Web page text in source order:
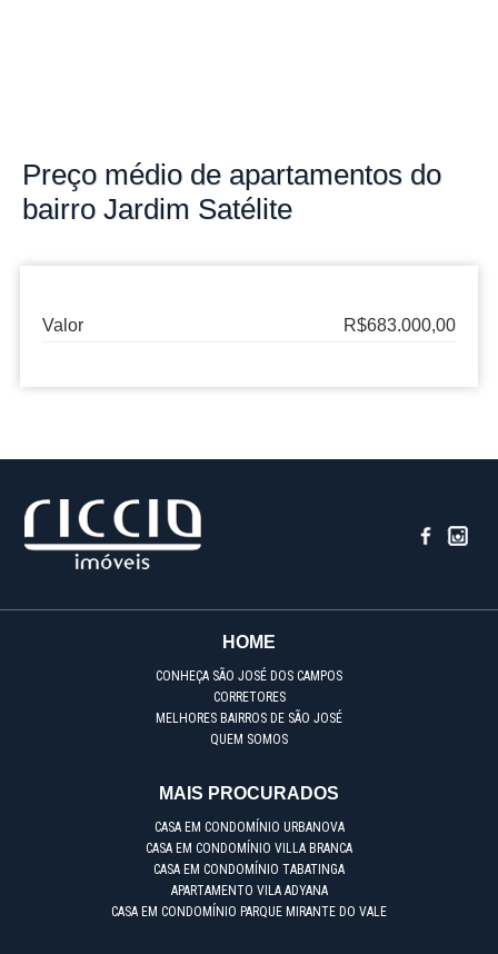
Preço médio de apartamentos do
bairro Jardim Satélite
Valor R$683.000,00
HOME
CONHEÇA SÃO JOSÉ DOS CAMPOS
CORRETORES
MELHORES BAIRROS DE SÃO JOSÉ
QUEM SOMOS
MAIS PROCURADOS
CASA EM CONDOMÍNIO URBANOVA
CASA EM CONDOMÍNIO VILLA BRANCA
CASA EM CONDOMÍNIO TABATINGA
APARTAMENTO VILA ADYANA
CASA EM CONDOMÍNIO PARQUE MIRANTE DO VALE